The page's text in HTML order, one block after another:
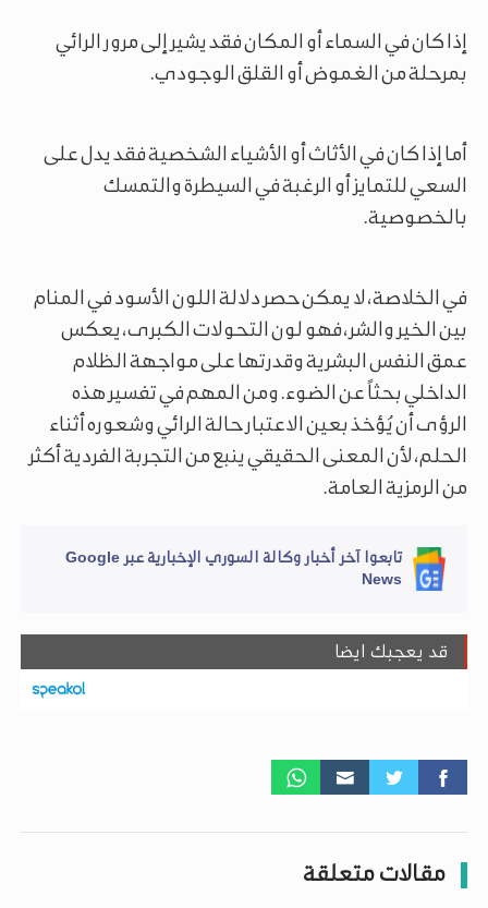
إذا كان في السماء أو المكان فقد يشير إلى مرور الرائي
بمرحلة من الغموض أو القلق الوجودي.
أما إذا كان في الأثاث أو الأشياء الشخصية فقد يدل على
السعي للتمايز أو الرغبة في السيطرة والتمسك
بالخصوصية.
في الخلاصة، لا يمكن حصر دلالة اللون الأسود في المنام
بين الخير والشر، فهو لون التحولات الكبرى، يعكس
عمق النفس البشرية وقدرتها على مواجهة الظلام
الداخلي بحثاً عن الضوء. ومن المهم في تفسير هذه
الرؤى أن يُؤخذ بعين الاعتبار حالة الرائي وشعوره أثناء
الحلم، لأن المعنى الحقيقي ينبع من التجربة الفردية أكثر
من الرمزية العامة.
تابعوا آخر أخبار وكالة السوري الإخبارية عبر Google
News
قد يعجبك ايضا
مقالات متعلقة